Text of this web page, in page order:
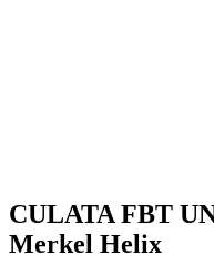
CULATA FBT
Merkel Helix